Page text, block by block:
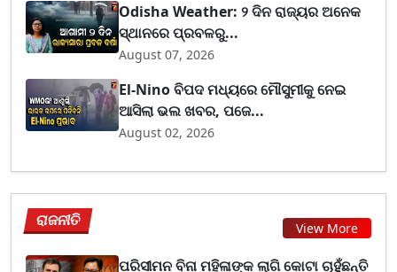
Odisha Weather: ୨ ଦିନ ରାଜ୍ୟର ଅନେକ
ସ୍ଥାନରେ ପ୍ରବଳରୁ...
August 07, 2026
El-Nino ବିପଦ ମଧ୍ୟରେ ମୌସୁମୀକୁ ନେଇ
ଆସିଲା ଭଲ ଖବର, ପଜେ...
August 02, 2026
ରାଜନୀତି View More
ପରିସୀମନ ବିନା ମହିଳାଙ୍କ ଲାଗି କୋଟା ଚାହୁଁଛନ୍ତି